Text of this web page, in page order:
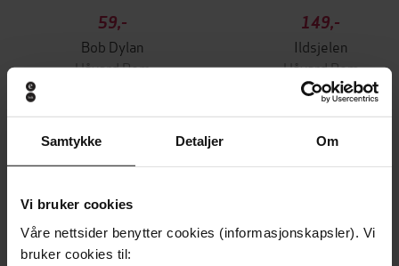
Samtykke Detaljer Om
Vi bruker cookies
Våre nettsider benytter cookies (informasjonskapsler). Vi
bruker cookies til:
59,-
Bob Dylan
Håvard Rem
149,-
Ildsjelen
Håvard Rem
EBOK
Premium